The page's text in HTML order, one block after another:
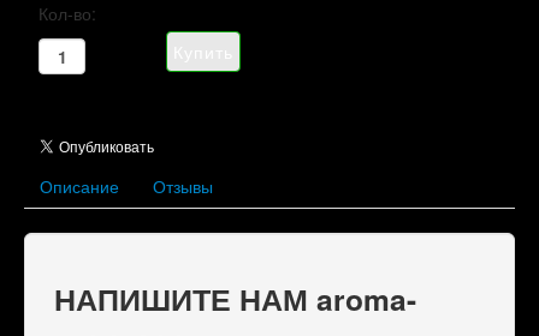
Кол-во:
Описание Отзывы
НАПИШИТЕ НАМ aroma-